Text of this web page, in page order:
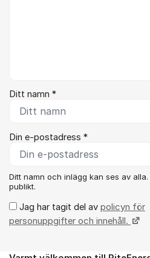
Ditt namn *
Din e-postadress *
Ditt namn och inlägg kan ses av
publikt.
Jag har tagit del av policyn för
personuppgifter och innehåll.